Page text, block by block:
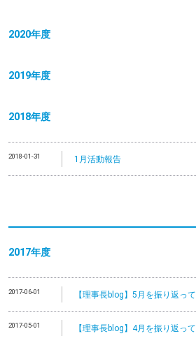
2020年度
2019年度
2018年度
2018-01-31 1月活動報告
2017年度
2017-06-01 【理事長blog】5月を振り返って
2017-05-01 【理事長blog】4月を振り返って